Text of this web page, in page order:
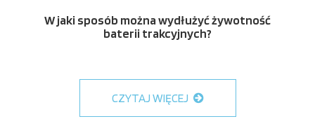
W jaki sposób można wydłużyć żywotność
baterii trakcyjnych?
CZYTAJ WIĘCEJ